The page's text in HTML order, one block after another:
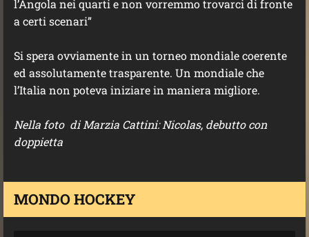
l’Angola nei quarti e non vorremmo trovarci di fronte
a certi scenari”
Si spera ovviamente in un torneo mondiale coerente
ed assolutamente trasparente. Un mondiale che
l’Italia non poteva iniziare in maniera migliore.
Nella foto di Marzia Cattini: Nicolas, debutto con
doppietta
MONDO HOCKEY